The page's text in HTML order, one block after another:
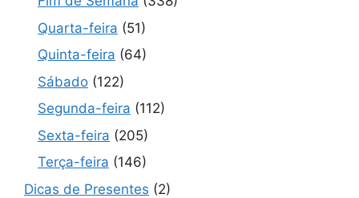
Quarta-feira (51)
Quinta-feira (64)
Sábado (122)
Segunda-feira (112)
Sexta-feira (205)
Terça-feira (146)
Dicas de Presentes (2)